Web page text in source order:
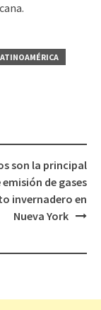
son la principal
de gases
invernadero en
Nueva York